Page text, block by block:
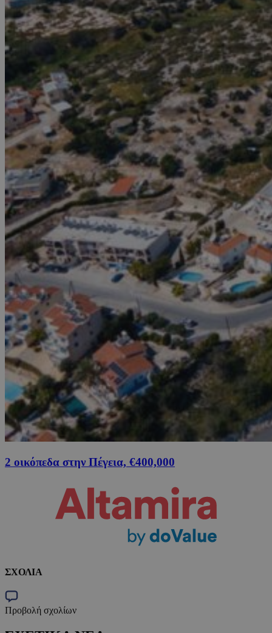
2 οικόπεδα στην Πέγεια, €400,000
ΣΧΟΛΙΑ
Προβολή σχολίων